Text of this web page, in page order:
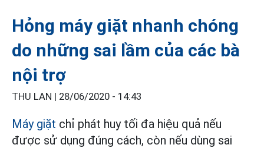
Hỏng máy giặt nhanh chóng
do những sai lầm của các bà
nội trợ
THU LAN | 28/06/2020 - 14:43
Máy giặt chỉ phát huy tối đa hiệu quả nếu
được sử dụng đúng cách, còn nếu dùng sai